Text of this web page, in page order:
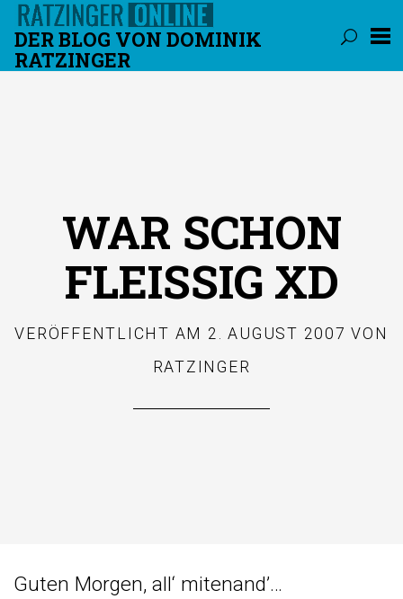
DER BLOG VON DOMINIK
RATZINGER
WAR SCHON
FLEISSIG XD
VERÖFFENTLICHT AM 2. AUGUST 2007 VON
RATZINGER
Guten Morgen, all‘ mitenand’…